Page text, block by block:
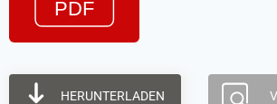
HERUNTERLADEN